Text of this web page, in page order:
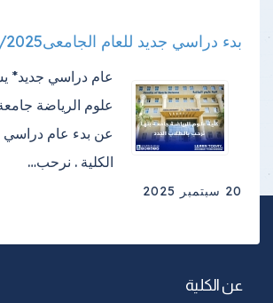
بدء دراسي جديد للعام الجامعى2026/2025م
عام دراسي جديد*
علوم الرياضة
عن بدء عام دراسي
الكلية . نرحب…
20 سبتمبر 2025
عن الكلية